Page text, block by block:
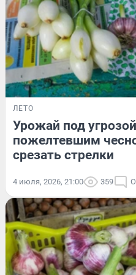
ЛЕТО
Урожай под
пожелтевшим
срезать стрелки
4 июля, 2026, 21:00 359